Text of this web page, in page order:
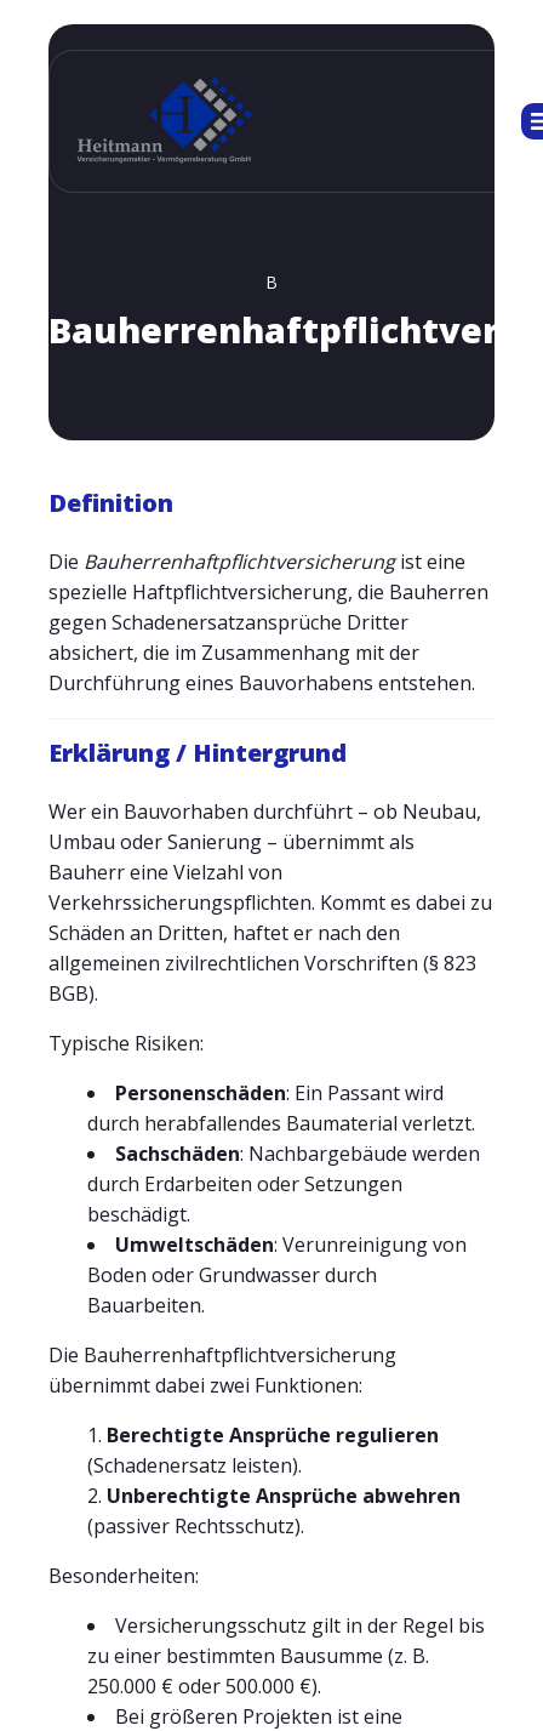
B
Definition
Die Bauherrenhaftpflichtversicherungist eine
spezielle Haftpflichtversicherung, die Bauherren
gegen Schadenersatzansprüche Dritter
absichert, die im Zusammenhang mit der
Durchführung eines Bauvorhabens entstehen.
Erklärung / Hintergrund
Wer ein Bauvorhaben durchführt – ob Neubau,
Umbau oder Sanierung – übernimmt als
Bauherr eine Vielzahl von
Verkehrssicherungspflichten. Kommt es dabei zu
Schäden an Dritten, haftet er nach den
allgemeinen zivilrechtlichen Vorschriften (§ 823
BGB).
Typische Risiken:
Personenschäden: Ein Passant wird
durch herabfallendes Baumaterial verletzt.
Sachschäden: Nachbargebäude werden
durch Erdarbeiten oder Setzungen
beschädigt.
Umweltschäden: Verunreinigung von
Boden oder Grundwasser durch
Bauarbeiten.
Die Bauherrenhaftpflichtversicherung
übernimmt dabei zwei Funktionen:
Berechtigte Ansprüche regulieren
(Schadenersatz leisten).
Unberechtigte Ansprüche abwehren
(passiver Rechtsschutz).
Besonderheiten:
Versicherungsschutz gilt in der Regel bis
zu einer bestimmten Bausumme (z. B.
250.000 € oder 500.000 €).
Bei größeren Projekten ist eine